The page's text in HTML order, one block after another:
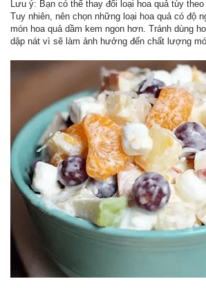
Lưu ý: Bạn có thể thay đổi loại hoa quả tùy
Tuy nhiên, nên chọn những loại hoa quả có độ
món hoa quả dầm kem ngon hơn. Tránh dùng
dập nát vì sẽ làm ảnh hưởng đến chất lượng